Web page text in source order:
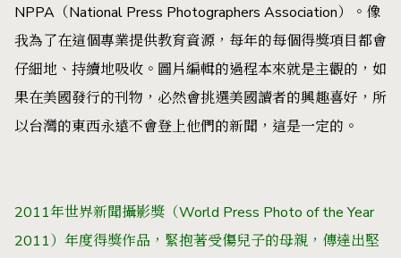
NPPA （National Press Photographers Association）。像
我為了在這個專業提供教育資源，每年的每個得獎項目都會
仔細地、持續地吸收。圖片編輯的過程本來就是主觀的，如
果在美國發行的刊物，必然會挑選美國讀者的興趣喜好，所
以台灣的東西永遠不會登上他們的新聞，這是一定的。
2011年世界新聞攝影獎（World Press Photo of the Year
2011）年度得獎作品，緊抱著受傷兒子的母親，傳達出堅